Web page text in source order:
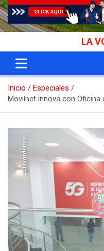
LA VOZ
Inicio
Especiales
Movilnet innova con Oficina